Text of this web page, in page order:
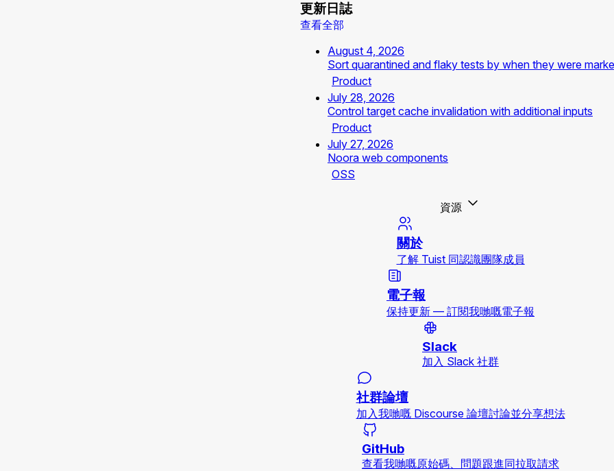
更新日誌
查看全部
August 4, 2026
Sort quarantined and flaky tests by when they were
Product
July 28, 2026
Control target cache invalidation with additional inputs
Product
July 27, 2026
Noora web components
OSS
資源
關於
了解 Tuist 同認識團隊成員
電子報
保持更新 — 訂閱我哋嘅電子報
Slack
加入 Slack 社群
社群論壇
加入我哋嘅 Discourse 論壇討論並分享想法
GitHub
查看我哋嘅原始碼、問題跟進同拉取請求